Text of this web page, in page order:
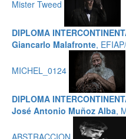
Mister Tweed
DIPLOMA
Giancarlo Malafronte,
MICHEL_0124
DIPLOMA
José Antonio Muñoz Alba,
ABSTRACCION